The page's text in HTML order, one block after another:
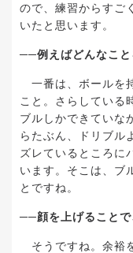
ので、練習からすご
いたと思います。
──例えばどんなこ
一番は、ボールを
こと。さらしている
ブルしかできていな
らたぶん、ドリブル
ズレているところに
います。そこは、ブ
とですね。
──顔を上げることで
そうですね。余裕